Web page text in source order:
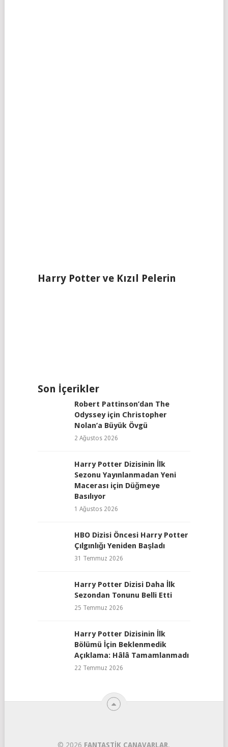
Harry Potter ve Kızıl Pelerin
Son İçerikler
Robert Pattinson’dan The
Odyssey için Christopher
Nolan’a Büyük Övgü
2 Ağustos 2026
Harry Potter Dizisinin İlk
Sezonu Yayınlanmadan Yeni
Macerası için Düğmeye
Basılıyor
1 Ağustos 2026
HBO Dizisi Öncesi Harry Potter
Çılgınlığı Yeniden Başladı
31 Temmuz 2026
Harry Potter Dizisi Daha İlk
Sezondan Tonunu Belli Etti
25 Temmuz 2026
Harry Potter Dizisinin İlk
Bölümü İçin Beklenmedik
Açıklama: Hâlâ Tamamlanmadı
22 Temmuz 2026
© 2026 FANTASTIK CANAVARLAR.